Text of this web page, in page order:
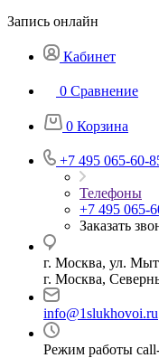
Запись онлайн
Кабинет
0 Сравнение
0 Корзина
+7 495 065-60-
Телефоны
+7 495 065-
Заказать
г. Москва, ул.
г. Москва,
info@1slukhovoi.ru
Режим работы